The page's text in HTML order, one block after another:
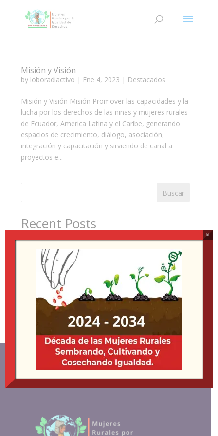
Misión y Visión
by loboradiactivo | Ene 4, 2023 | Destacados
Misión y Visión Misión Promover las capacidades y la
lucha por los derechos de las niñas y mujeres rurales
de Ecuador, América Latina y el Caribe, generando
espacios de crecimiento, diálogo, asociación,
integración y capacitación y sirviendo de canal a
proyectos e...
Buscar
Recent Posts
Participación en la XV Conferencia Regional sobre la
Mujer de América Latina y el Caribe
Misión y Visión
Recent Comments
No hay comentarios que mostrar.
×